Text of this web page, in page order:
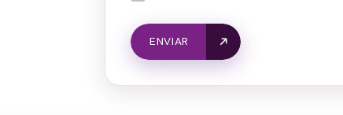
ENVIAR